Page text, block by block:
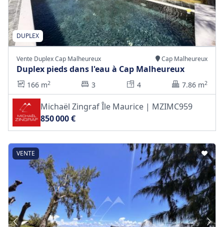
DUPLEX
Vente Duplex Cap Malheureux Cap Malheureux
Duplex pieds dans l'eau à Cap Malheureux
166 m2 3 4 7.86 m2
Michaël Zingraf Île Maurice | MZIMC959
850 000 €
VENTE